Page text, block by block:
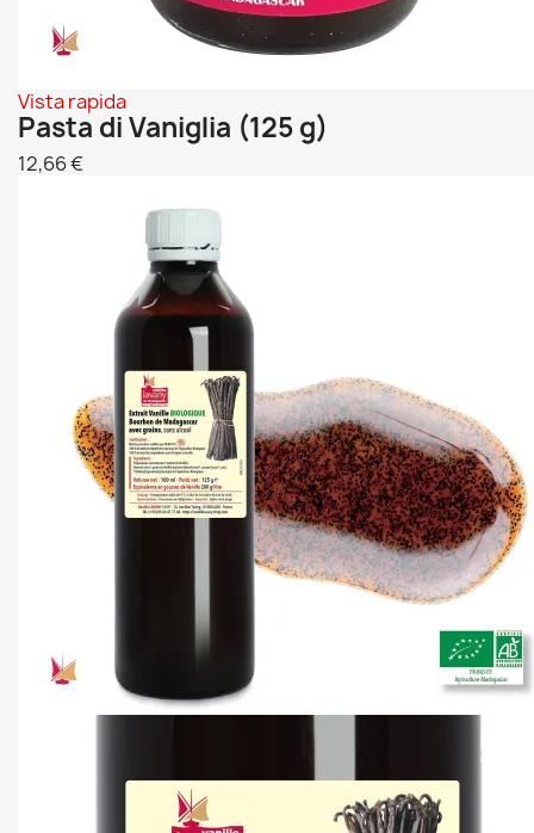
Vista rapida
Pasta di Vaniglia (125 g)
12,66 €